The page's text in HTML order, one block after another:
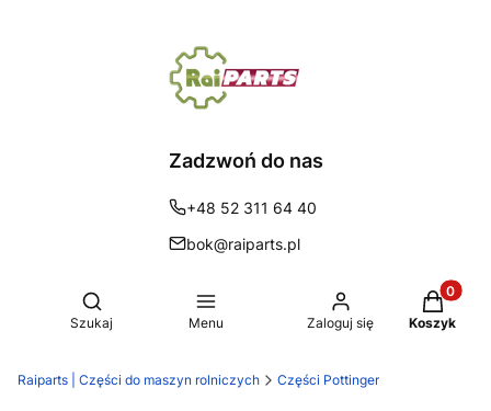
Zadzwoń do nas
+48 52 311 64 40
bok@raiparts.pl
Otwórz wyszukiwarkę
Szukaj Menu Zaloguj się Koszyk
Raiparts | Części do maszyn rolniczych Części Pottinger